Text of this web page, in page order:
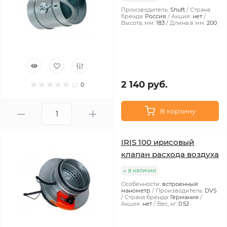
0
Производитель: Shuft
Страна
бренда: Россия Акция: нет
Высота, мм: 183 Длина в мм: 200
2 140 руб.
В корзину
IRIS 100 ирисовый
клапан расхода воздуха
в наличии
Особенности: встроенный
манометр
Производитель: DVS
Страна бренда: Германия
Акция: нет Вес, кг: 0.52